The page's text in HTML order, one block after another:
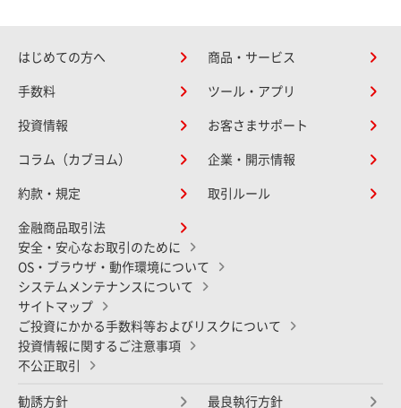
はじめての方へ 商品・サービス
手数料 ツール・アプリ
投資情報 お客さまサポート
コラム（カブヨム） 企業・開示情報
約款・規定 取引ルール
金融商品取引法
安全・安心なお取引のために
OS・ブラウザ・動作環境について
システムメンテナンスについて
サイトマップ
ご投資にかかる手数料等およびリスクについて
投資情報に関するご注意事項
不公正取引
勧誘方針 最良執行方針